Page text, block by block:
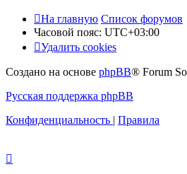
На главную Список форумов
Часовой пояс: UTC+03:00
Удалить cookies
Создано на основе phpBB® Forum
Русская поддержка phpBB
Конфиденциальность | Правила